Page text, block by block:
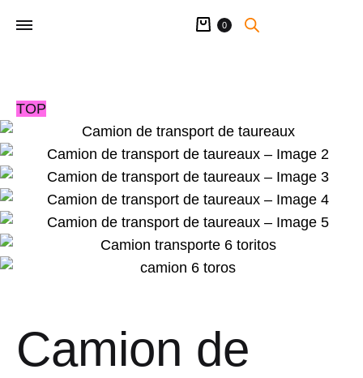
Panier
0
TOP
Camion de